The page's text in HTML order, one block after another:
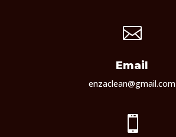

Email
enzaclean@gmail.com
